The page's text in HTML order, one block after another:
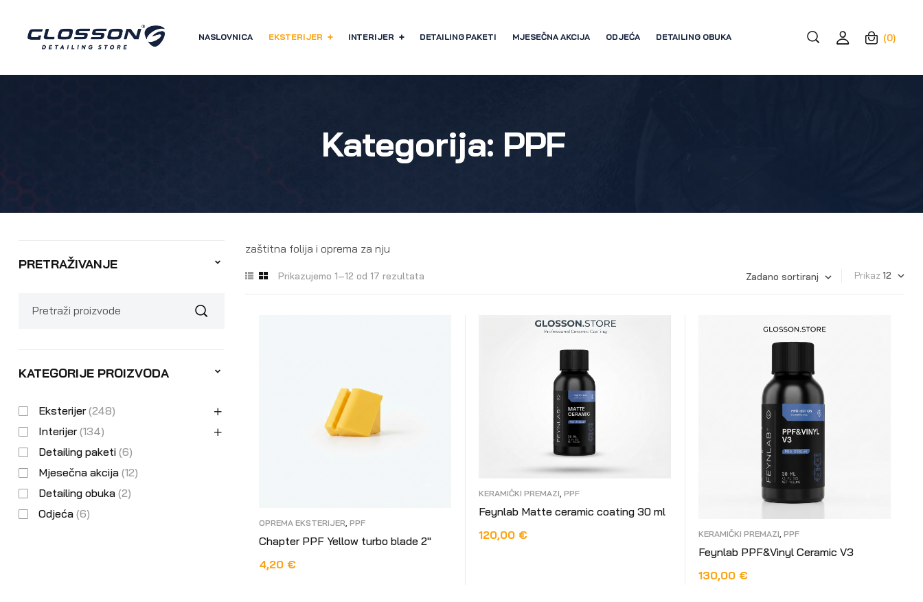
NASLOVNICA EKSTERIJER INTERIJER DETAILING PAKETI MJESEČNA AKCIJA ODJEĆA DETAILING OBUKA (0)
Kategorija: PPF
zaštitna folija i oprema za nju
Prikazujemo 1–12 od 17 rezultata Prikaz
OPREMA EKSTERIJER PPF
Chapter PPF Yellow turbo blade 2″
4,20 €
KERAMIČKI PREMAZI PPF
Feynlab Matte ceramic coating 30 ml
120,00 € KERAMIČKI PREMAZI PPF
Feynlab PPF&Vinyl Ceramic V3
130,00 €
PRETRAŽIVANJE
KATEGORIJE PROIZVODA
Eksterijer (248)
Interijer (134)
Detailing paketi (6)
Mjesečna akcija (12)
Detailing obuka (2)
Odjeća (6)